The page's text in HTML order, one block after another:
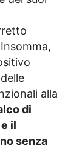
alla
di
il
senza